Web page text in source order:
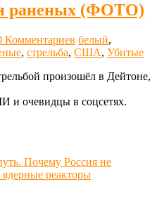
раненых (ФОТО)
Комментариев белый,
, стрельба, США, Убитые
произошёл в Дейтоне,
и очевидцы в соцсетях.